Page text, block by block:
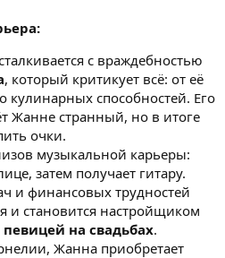
с враждебностью
, который критикует всё: от её
кулинарных способностей. Его
Жанне странный, но в итоге
очки.
музыкальной карьеры:
затем получает гитару.
и финансовых трудностей
и становится настройщиком
певицей на свадьбах.
Жанна приобретает